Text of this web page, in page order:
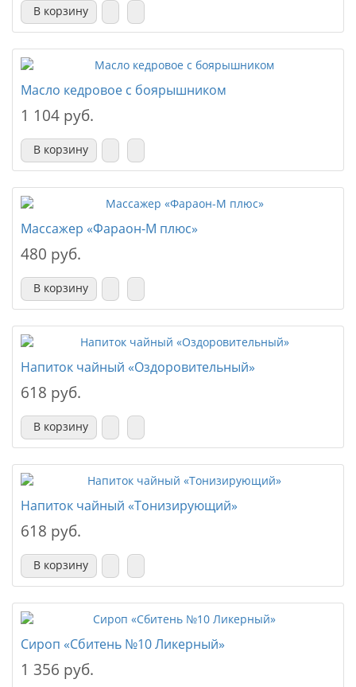
В корзину
Масло кедровое с боярышником
1 104 руб.
В корзину
Массажер «Фараон-М плюс»
480 руб.
В корзину
Напиток чайный «Оздоровительный»
618 руб.
В корзину
Напиток чайный «Тонизирующий»
618 руб.
В корзину
Сироп «Сбитень №10 Ликерный»
1 356 руб.